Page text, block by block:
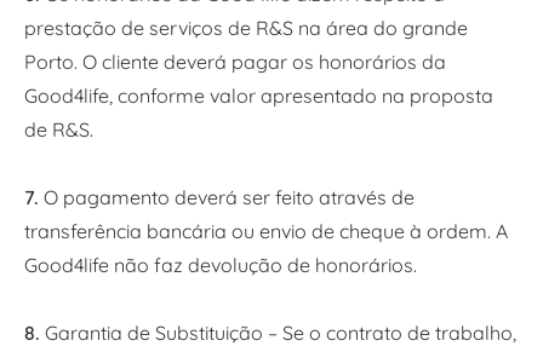
prestação de serviços de R&S na área do grande
Porto. O cliente deverá pagar os honorários da
Good4life, conforme valor apresentado na proposta
de R&S.
7. O pagamento deverá ser feito através de
transferência bancária ou envio de cheque à ordem. A
Good4life não faz devolução de honorários.
8. Garantia de Substituição – Se o contrato de trabalho,